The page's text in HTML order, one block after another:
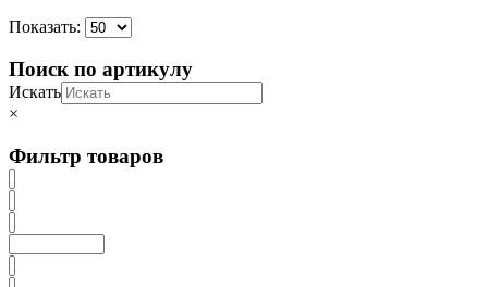
Показать:
Поиск по артикулу
Искать
×
Фильтр товаров